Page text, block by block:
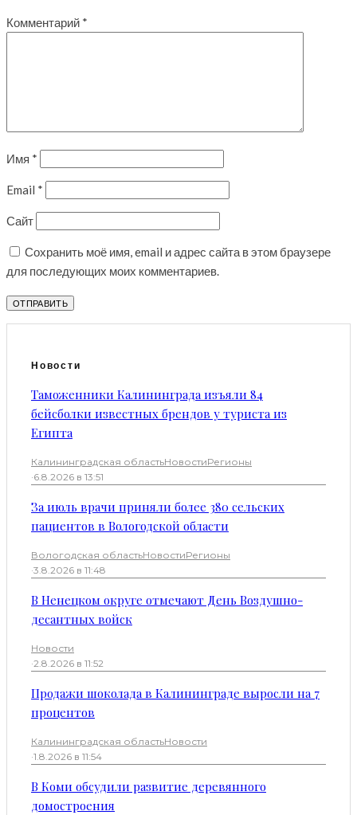
Комментарий *
Имя *
Email *
Сайт
Сохранить моё имя, email и адрес сайта в этом браузере
для последующих моих комментариев.
Новости
Таможенники Калининграда изъяли 84
бейсболки известных брендов у туриста из
Египта
Калининградская областьНовостиРегионы
·6.8.2026 в 13:51
За июль врачи приняли более 380 сельских
пациентов в Вологодской области
Вологодская областьНовостиРегионы
·3.8.2026 в 11:48
В Ненецком округе отмечают День Воздушно-
десантных войск
Новости
·2.8.2026 в 11:52
Продажи шоколада в Калининграде выросли на 7
процентов
Калининградская областьНовости
·1.8.2026 в 11:54
В Коми обсудили развитие деревянного
домостроения